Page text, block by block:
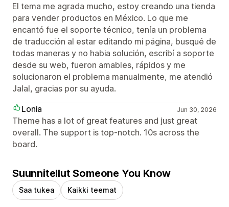
El tema me agrada mucho, estoy creando una tienda
para vender productos en México. Lo que me
encantó fue el soporte técnico, tenía un problema
de traducción al estar editando mi página, busqué de
todas maneras y no habia solución, escribí a soporte
desde su web, fueron amables, rápidos y me
solucionaron el problema manualmente, me atendió
Jalal, gracias por su ayuda.
Lonia
Jun 30, 2026
Theme has a lot of great features and just great
overall. The support is top-notch. 10s across the
board.
Suunnitellut Someone You Know
Saa tukea Kaikki teemat